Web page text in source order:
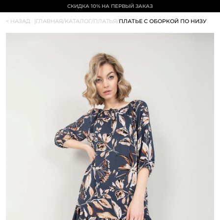
СКИДКА 10% НА ПЕРВЫЙ ЗАКАЗ
< НАЗАД |ГЛАВНАЯ/КАТАЛОГ/ПЛАТЬЯ/ПЛАТЬЕ С ОБОРКОЙ ПО НИЗУ